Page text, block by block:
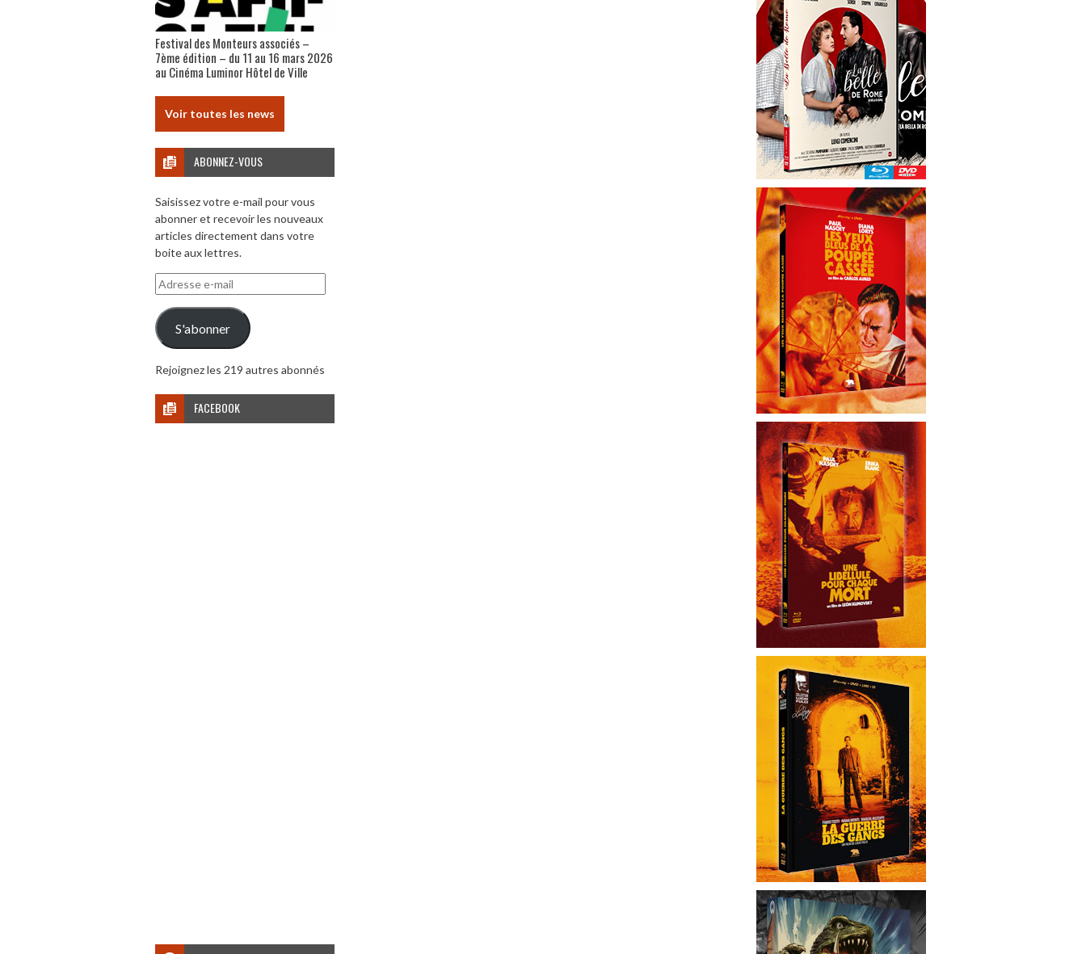
Festival des Monteurs associés –
7ème édition – du 11 au 16 mars 2026
au Cinéma Luminor Hôtel de Ville
Voir toutes les news
ABONNEZ-VOUS
Saisissez votre e-mail pour vous
abonner et recevoir les nouveaux
articles directement dans votre
boite aux lettres.
Adresse
e-
mail
S'abonner
Rejoignez les 219 autres abonnés
FACEBOOK